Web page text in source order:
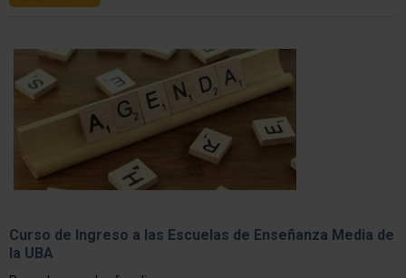
Curso de Ingreso a las Escuelas de Enseñanza Media de
la UBA